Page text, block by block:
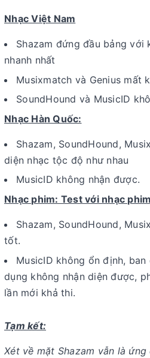
Nhạc Việt Nam
Shazam đứng đầu bảng với
nhanh nhất
Musixmatch và Genius mất
SoundHound và MusicID
Nhạc Hàn Quốc:
Shazam, SoundHound,
diện nhạc tộc độ như nhau
MusicID không nhận được.
Nhạc phim: Test với nhạc
Shazam, SoundHound,
tốt.
MusicID không ổn định,
dụng không nhận diện được,
lần mới khả thi.
Tạm kết:
Xét về mặt Shazam vẫn là